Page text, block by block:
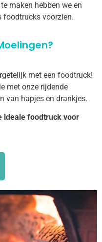
maken hebben we en
foodtrucks voorzien.
met een foodtruck!
met onze rijdende
van hapjes en drankjes.
ideale foodtruck voor